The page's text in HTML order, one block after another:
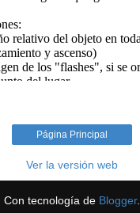
Página Principal
Ver la versión web
Con tecnología de Blogger.